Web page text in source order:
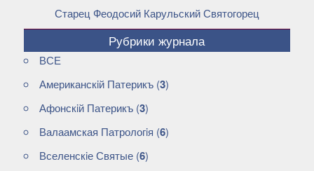
Старец Феодосий Карульский Святогорец
Рубрики журнала
ВСЕ
Американскiй Патерикъ(3)
Афонскiй Патерикъ(3)
Валаамская Патрологiя (6)
Вселенскiе Святые(6)